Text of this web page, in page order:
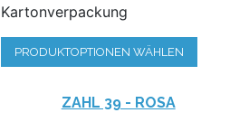
Kartonverpackung
PRODUKTOPTIONEN WÄHLEN
ZAHL 39 - ROSA